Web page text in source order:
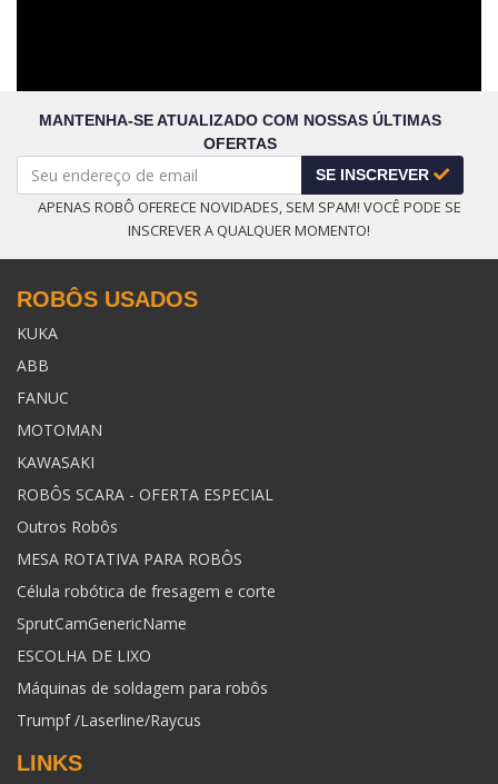
MANTENHA-SE ATUALIZADO COM NOSSAS ÚLTIMAS
OFERTAS
SE INSCREVER
APENAS ROBÔ OFERECE NOVIDADES, SEM SPAM! VOCÊ PODE SE
INSCREVER A QUALQUER MOMENTO!
ROBÔS USADOS
KUKA
ABB
FANUC
MOTOMAN
KAWASAKI
ROBÔS SCARA - OFERTA ESPECIAL
Outros Robôs
MESA ROTATIVA PARA ROBÔS
Célula robótica de fresagem e corte
SprutCamGenericName
ESCOLHA DE LIXO
Máquinas de soldagem para robôs
Trumpf /Laserline/Raycus
LINKS